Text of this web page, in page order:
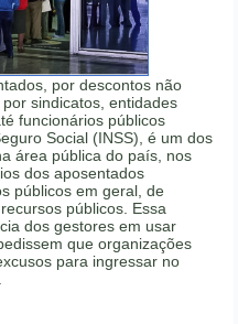
por descontos não
sindicatos, entidades
funcionários públicos
Social (INSS), é um dos
área pública do país, nos
dos aposentados
públicos em geral, de
públicos. Essa
dos gestores em usar
que organizações
para ingressar no